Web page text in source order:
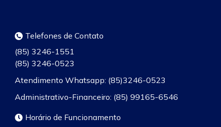
Telefones de Contato
(85) 3246-1551
(85) 3246-0523
Atendimento Whatsapp: (85)3246-0523
Administrativo-Financeiro: (85) 99165-6546
Horário de Funcionamento